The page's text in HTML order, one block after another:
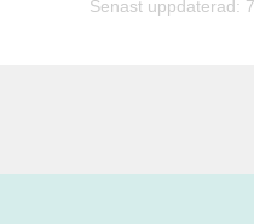
Senast uppdaterad: